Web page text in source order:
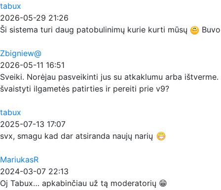
tabux
2026-05-29 21:26
Ši sistema turi daug patobulinimų kurie kurti mūsų
Zbigniew@
2026-05-11 16:51
Sveiki. Norėjau pasveikinti jus su atkaklumu arba
švaistyti ilgametės patirties ir pereiti prie v9?
tabux
2025-07-13 17:07
svx, smagu kad dar atsiranda naujų narių
MariukasR
2024-03-07 22:13
Oj Tabux… apkabinčiau už tą moderatorių 😁